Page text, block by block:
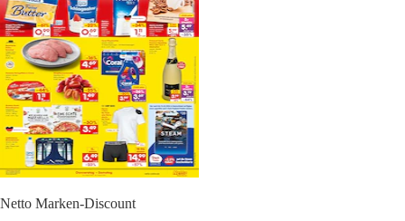
Netto Marken-Discount